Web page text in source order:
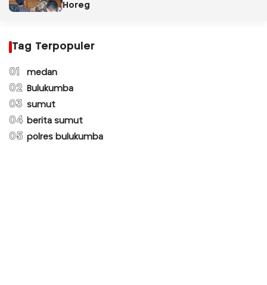
Horeg
Tag Terpopuler
01 medan
02 Bulukumba
03 sumut
04 berita sumut
05 polres bulukumba